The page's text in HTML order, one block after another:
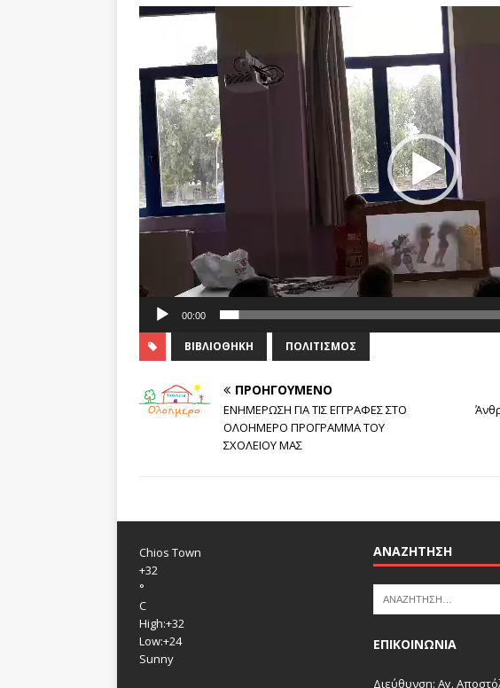
Πρόγραμμα
Αναπαραγωγής
00:00
ΒΙΒΛΙΟΘΉΚΗ ΠΟΛΙΤΙΣΜΌΣ
ΠΡΟΗΓΟΎΜΕΝΟ
ΕΝΗΜΕΡΩΣΗ ΓΙΑ ΤΙΣ ΕΓΓΡΑΦΕΣ ΣΤΟ
ΟΛΟΗΜΕΡΟ ΠΡΟΓΡΑΜΜΑ ΤΟΥ
ΣΧΟΛΕΙΟΥ ΜΑΣ
Chios Town
+32
°
C
High:+32
Low:+24
Sunny
ΑΝΑΖΉΤΗΣΗ
ΕΠΙΚΟΙΝΩΝΙΑ
Διεύθυνση: Αγ.